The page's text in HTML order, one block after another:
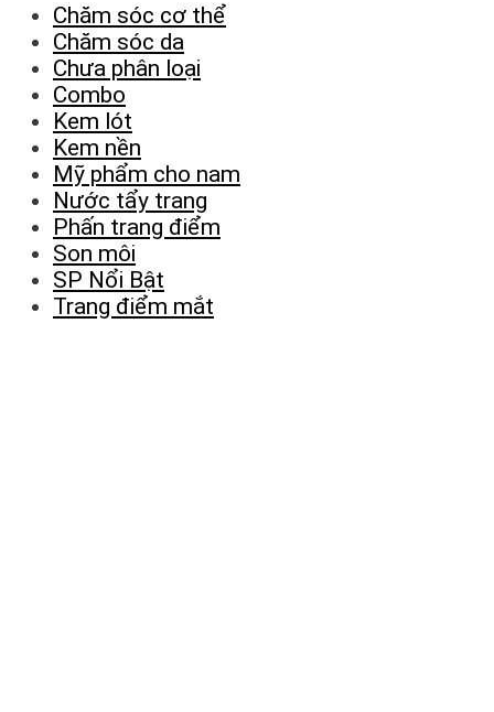
Chăm sóc cơ thể
Chăm sóc da
Chưa phân loại
Combo
Kem lót
Kem nền
Mỹ phẩm cho nam
Nước tẩy trang
Phấn trang điểm
Son môi
SP Nổi Bật
Trang điểm mắt